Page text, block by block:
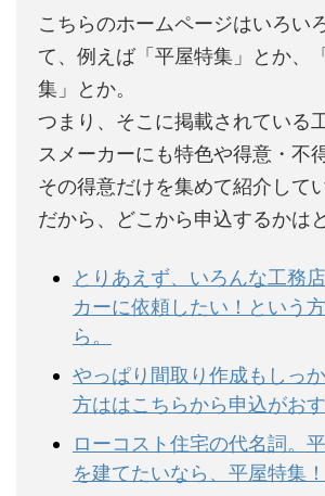
こちらのホームページはいろい
て、例えば「平屋特集」とか、
集」とか。
つまり、そこに掲載されている
スメーカーにも特色や得意・不
その得意だけを集めて紹介して
だから、どこから申込するかは
とりあえず、いろんな工務
カーに依頼したい！という
ら。
やっぱり間取り作成もしっ
方ははこちらから申込がおす
ローコスト住宅の代名詞。
を建てたいなら、平屋特集！